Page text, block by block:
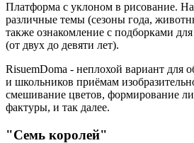
Платформа с уклоном в рисование. На
различные темы (сезоны года,
также ознакомление с подборками
(от двух до девяти лет).
RisuemDoma - неплохой вариант для
и школьников приёмам
смешивание цветов, формирование
фактуры, и так далее.
"Семь королей"